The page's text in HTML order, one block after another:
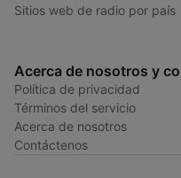
Sitios web de radio por país
Acerca de nosotros y
Política de privacidad
Términos del servicio
Acerca de nosotros
Contáctenos